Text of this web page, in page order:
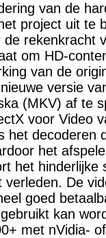
van de
project uit te
rekenkracht
om HD-
van de
versie
(MKV) af te
voor Video
het decoderen
het
het
De
goed
kan
met nVidia-